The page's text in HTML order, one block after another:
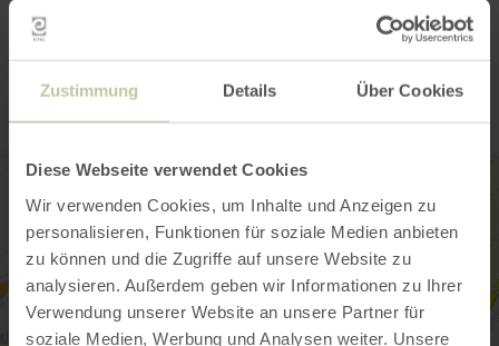
Zustimmung Details Über Cookies
Diese Webseite verwendet Cookies
Wir verwenden Cookies, um Inhalte und Anzeigen zu
personalisieren, Funktionen für soziale Medien anbieten
zu können und die Zugriffe auf unsere Website zu
analysieren. Außerdem geben wir Informationen zu Ihrer
Verwendung unserer Website an unsere Partner für
soziale Medien, Werbung und Analysen weiter. Unsere
Contact